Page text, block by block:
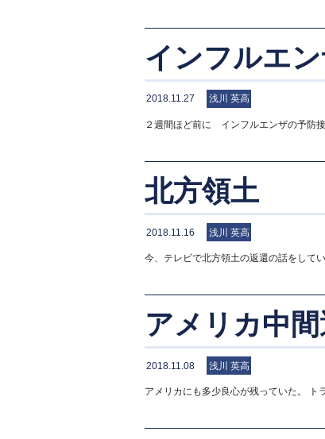
インフルエ
2018.11.27 浅川 英高
２週間ほど前に インフルエンザの予防
北方領土
2018.11.16 浅川 英高
今、テレビで北方領土の返還の話をして
アメリカ中
2018.11.08 浅川 英高
アメリカにも多少良心が残っていた。 ト